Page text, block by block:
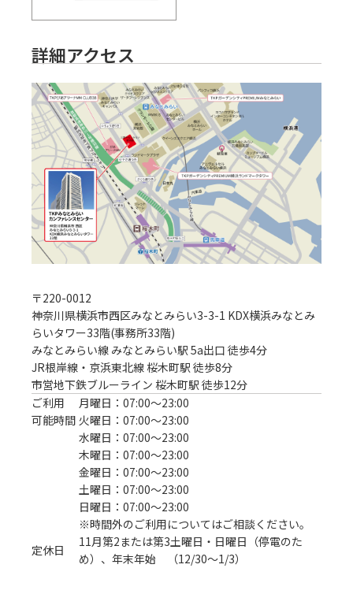
詳細アクセス
〒220-0012
神奈川県横浜市西区みなとみらい3-3-1 KDX横浜みなとみ
らいタワー33階(事務所33階)
みなとみらい線 みなとみらい駅 5a出口 徒歩4分
JR根岸線・京浜東北線 桜木町駅 徒歩8分
市営地下鉄ブルーライン 桜木町駅 徒歩12分
ご利用
可能時間
月曜日：07:00〜23:00
火曜日：07:00〜23:00
水曜日：07:00〜23:00
木曜日：07:00〜23:00
金曜日：07:00〜23:00
土曜日：07:00〜23:00
日曜日：07:00〜23:00
※時間外のご利用についてはご相談ください。
定休日
11月第2または第3土曜日・日曜日（停電のた
め）、年末年始 （12/30〜1/3）